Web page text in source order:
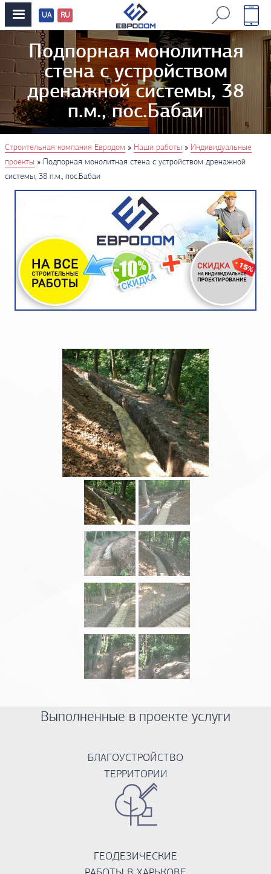
Подпорная монолитная
стена с устройством
дренажной системы, 38
п.м., пос.Бабаи
Строительная компания Евродом » Наши работы » Индивидуальные
проекты » Подпорная монолитная стена с устройством дренажной
системы, 38 п.м., пос.Бабаи
Выполненные в проекте услуги
БЛАГОУСТРОЙСТВО
ТЕРРИТОРИИ
ГЕОДЕЗИЧЕСКИЕ
Перевод
сайтов
UA RU